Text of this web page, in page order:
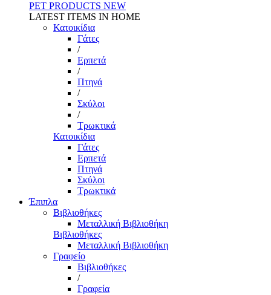
PET PRODUCTS NEW
LATEST ITEMS IN HOME
Κατοικίδια
Γάτες
/
Ερπετά
/
Πτηνά
/
Σκύλοι
/
Τρωκτικά
Κατοικίδια
Γάτες
Ερπετά
Πτηνά
Σκύλοι
Τρωκτικά
Έπιπλα
Βιβλιοθήκες
Μεταλλική Βιβλιοθήκη
Βιβλιοθήκες
Μεταλλική Βιβλιοθήκη
Γραφείο
Βιβλιοθήκες
/
Γραφεία